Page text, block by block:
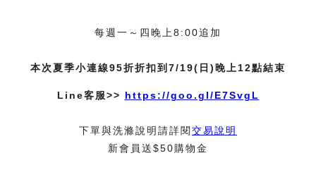
每週一～四晚上8:00追加
本次夏季小連線95折折扣到7/19(日)晚上12點結束
Line客服>> https://goo.gl/E7SvgL
下單與洗滌說明請詳閱交易說明
新會員送$50購物金